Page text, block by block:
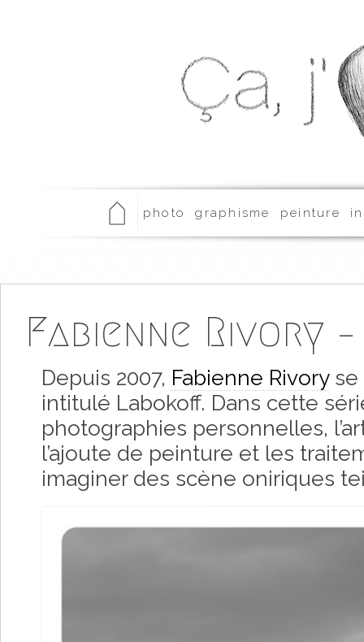
photo graphisme peinture
Fabienne Rivory
Depuis 2007, Fabienne Rivoryse
intitulé Labokoff. Dans cette
photographies personnelles,
l’ajoute de peinture et les
imaginer des scène oniriques